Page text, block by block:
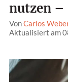
nutzen –
VonCarlos
Aktualisiert am